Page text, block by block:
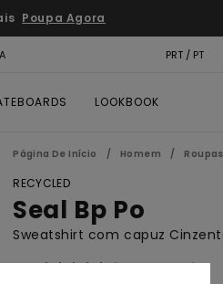
Poupa Agora
PRT / PT
LOOKBOOK
Página De Início Homem Roupas
RECYCLED
Seal Bp Po
Sweatshirt com capuz
5.0